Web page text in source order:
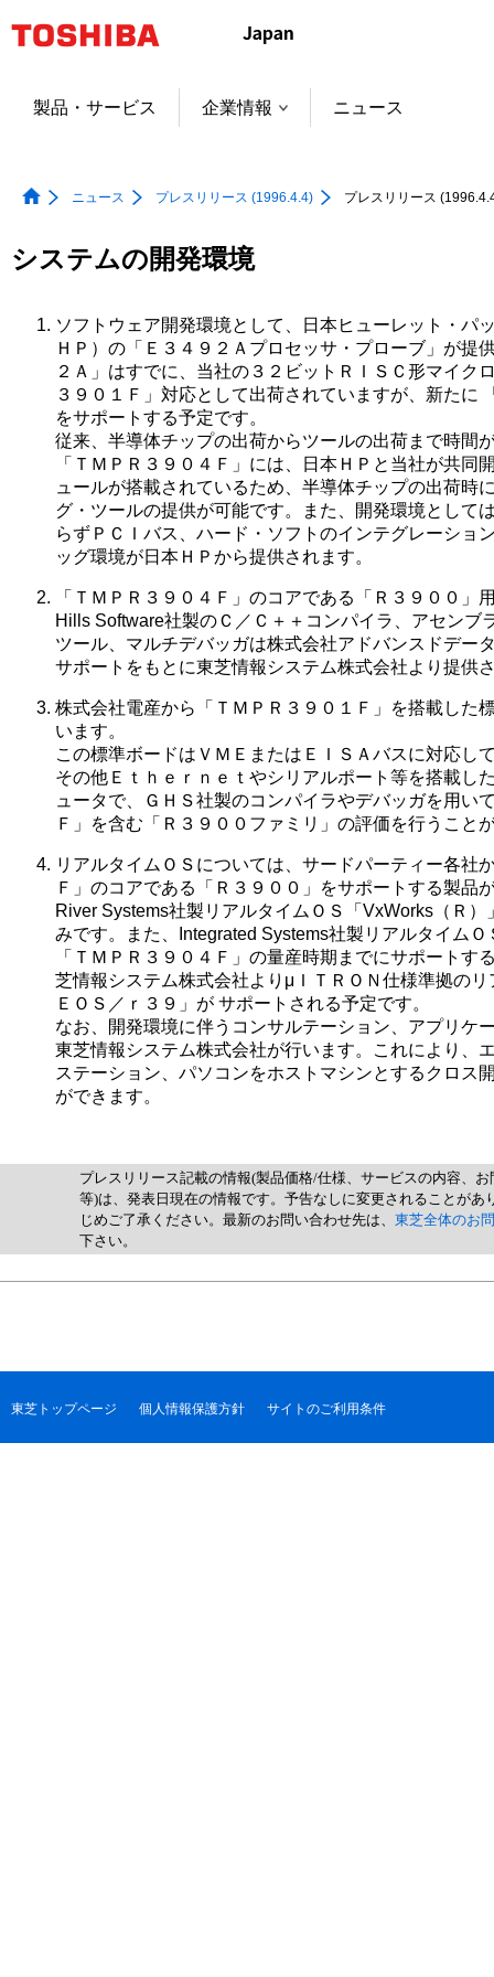
ャ
製品・サービス 企業情報 ニュース
ニュース プレスリリース (1996.4.4) プレスリリース
システムの開発環境
ソフトウェア開発環境として、日本ヒューレット・パ
ＨＰ）の「Ｅ３４９２Ａプロセッサ・プローブ」が提
２Ａ」はすでに、当社の３２ビットＲＩＳＣ形マイク
３９０１Ｆ」対応として出荷されていますが、新たに
をサポートする予定です。
従来、半導体チップの出荷からツールの出荷まで時間
「ＴＭＰＲ３９０４Ｆ」には、日本ＨＰと当社が共同
ュールが搭載されているため、半導体チップの出荷時
グ・ツールの提供が可能です。また、開発環境として
らずＰＣＩバス、ハード・ソフトのインテグレーショ
ッグ環境が日本ＨＰから提供されます。
「ＴＭＰＲ３９０４Ｆ」のコアである「Ｒ３９００」
Hills Software社製のＣ／Ｃ＋＋コンパイラ、アセンブ
ツール、マルチデバッガは株式会社アドバンスドデー
サポートをもとに東芝情報システム株式会社より提供
株式会社電産から「ＴＭＰＲ３９０１Ｆ」を搭載した
います。
この標準ボードはＶＭＥまたはＥＩＳＡバスに対応し
その他Ｅｔｈｅｒｎｅｔやシリアルポート等を搭載し
ュータで、ＧＨＳ社製のコンパイラやデバッガを用い
Ｆ」を含む「Ｒ３９００ファミリ」の評価を行うこと
リアルタイムＯＳについては、サードパーティー各社
Ｆ」のコアである「Ｒ３９００」をサポートする製品
River Systems社製リアルタイムＯＳ「VxWorks（Ｒ）
みです。また、Integrated Systems社製リアルタイム
「ＴＭＰＲ３９０４Ｆ」の量産時期までにサポートす
芝情報システム株式会社よりμＩＴＲＯＮ仕様準拠の
ＥＯＳ／ｒ３９」が サポートされる予定です。
なお、開発環境に伴うコンサルテーション、アプリケ
東芝情報システム株式会社が行います。これにより、
ステーション、パソコンをホストマシンとするクロス
ができます。
プレスリリース記載の情報(製品価格/仕様、サービスの内容、
等)は、発表日現在の情報です。予告なしに変更されることがあ
じめご了承ください。最新のお問い合わせ先は、 東芝全体のお
下さい。
東芝トップページ 個人情報保護方針 サイトのご利用条件